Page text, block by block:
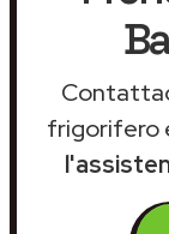
frigorifero